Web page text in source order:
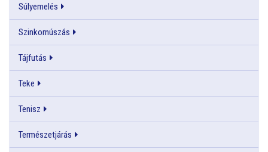
Súlyemelés
Szinkornúszás
Tájfutás
Teke
Tenisz
Természetjárás